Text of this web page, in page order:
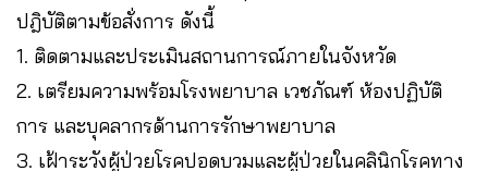
ปฎิบัติตามข้อสั่งการ ดังนี้
1. ติดตามและประเมินสถานการณ์ภายในจังหวัด
2. เตรียมความพร้อมโรงพยาบาล เวชภัณฑ์ ห้องปฏิบัติ
การ และบุคลากรด้านการรักษาพยาบาล
3. เฝ้าระวังผู้ป่วยโรคปอดบวมและผู้ป่วยในคลินิกโรคทาง